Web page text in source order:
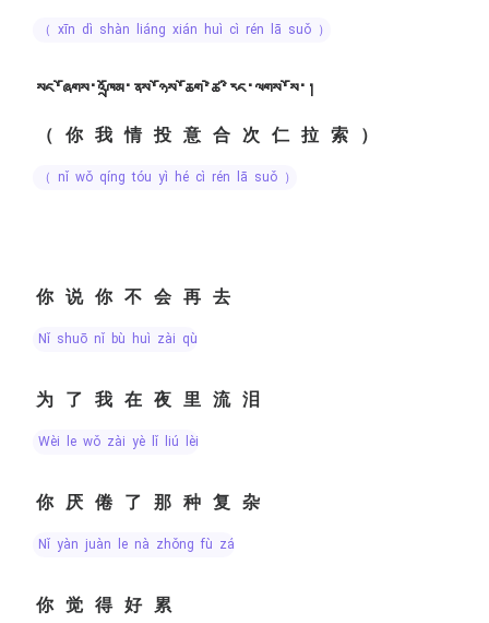
（ xīn dì shàn liáng xián huì cì rén lā suǒ ）
སང་ཞོགས་འཁྲོམ་ནས་ཉོས་ཆོག་ཚེ་རིང་ལགས་སོ་།
（你我情投意合次仁拉索）
（ nǐ wǒ qíng tóu yì hé cì rén lā suǒ ）
你说你不会再去
nǐ shuō nǐ bù huì zài qù
为了我在夜里流泪
wèi le wǒ zài yè lǐ liú lèi
你厌倦了那种复杂
nǐ yàn juàn le nà zhǒng fù zá
你觉得好累